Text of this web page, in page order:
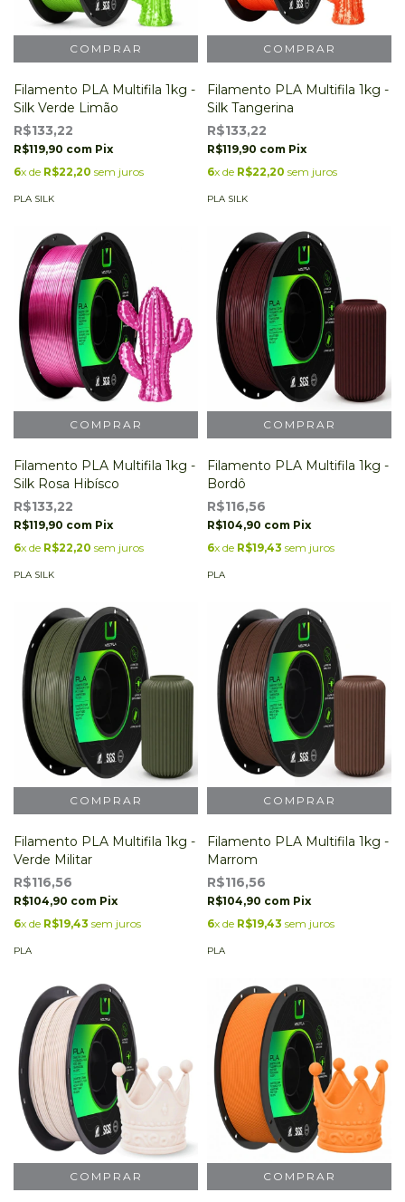
Filamento PLA Multifila 1kg -
Silk Verde Limão
R$133,22
R$119,90 com Pix
6x de R$22,20 sem juros
PLA SILK
Filamento PLA Multifila 1kg -
Silk Tangerina
R$133,22
R$119,90 com Pix
6x de R$22,20 sem juros
PLA SILK
Filamento PLA Multifila 1kg -
Silk Rosa Hibísco
R$133,22
R$119,90 com Pix
6x de R$22,20 sem juros
PLA SILK
Filamento PLA Multifila 1kg -
Bordô
R$116,56
R$104,90 com Pix
6x de R$19,43 sem juros
PLA
Filamento PLA Multifila 1kg -
Verde Militar
R$116,56
R$104,90 com Pix
6x de R$19,43 sem juros
PLA
Filamento PLA Multifila 1kg -
Marrom
R$116,56
R$104,90 com Pix
6x de R$19,43 sem juros
PLA